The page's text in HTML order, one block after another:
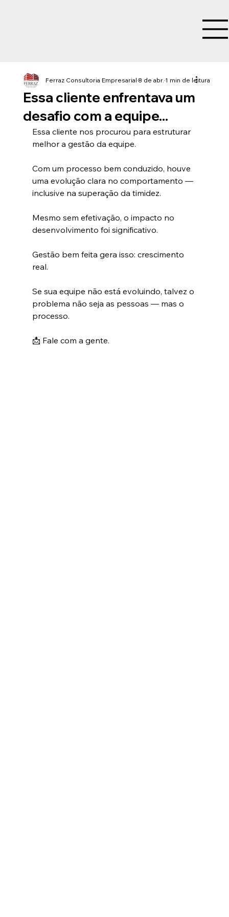
Essa cliente enfrentava um
desafio com a equipe...
Ferraz Consultoria Empresarial8 de abr.1 min de leitura
Essa cliente nos procurou para estruturar
melhor a gestão da equipe.
Com um processo bem conduzido, houve
uma evolução clara no comportamento —
inclusive na superação da timidez.
Mesmo sem efetivação, o impacto no
desenvolvimento foi significativo.
Gestão bem feita gera isso: crescimento
real.
Se sua equipe não está evoluindo, talvez o
problema não seja as pessoas — mas o
processo.
📩 Fale com a gente.